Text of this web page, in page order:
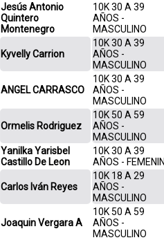
Jesús Antonio
Quintero
Montenegro
10K 30 A 39
AÑOS -
MASCULINO
Kyvelly Carrion
10K 30 A 39
AÑOS -
MASCULINO
ANGEL CARRASCO
10K 30 A 39
AÑOS -
MASCULINO
Ormelis Rodriguez
10K 50 A 59
AÑOS -
MASCULINO
Yanilka Yarisbel
Castillo De Leon
10K 30 A 39
AÑOS -
Carlos Iván Reyes
10K 18 A 29
AÑOS -
MASCULINO
Joaquin Vergara A
10K 50 A 59
AÑOS -
MASCULINO